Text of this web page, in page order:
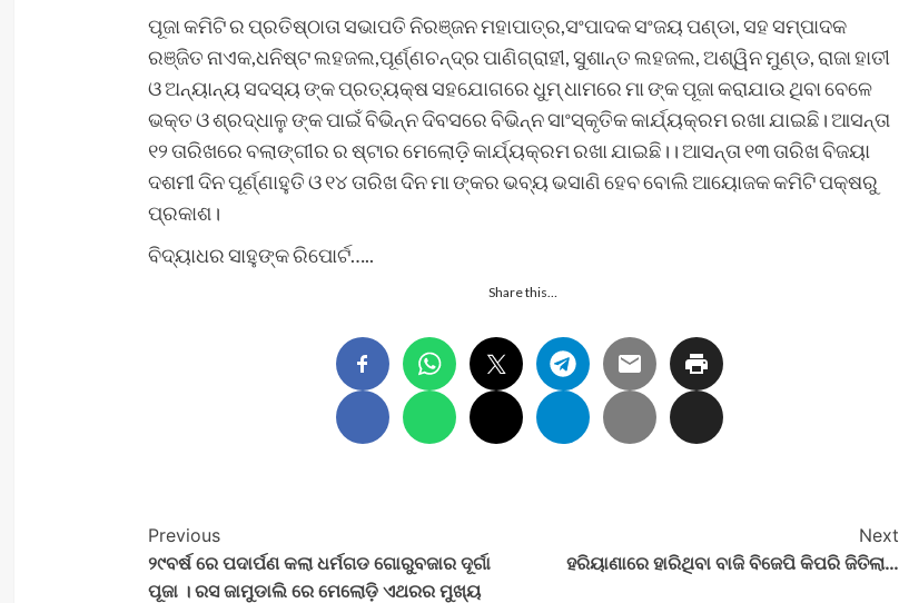
ପୂଜା କମିଟି ର ପ୍ରତିଷ୍ଠାତା ସଭାପତି ନିରଞ୍ଜନ ମହାପାତ୍ର,ସଂପାଦକ ସଂଜୟ ପଣ୍ଡା, ସହ ସମ୍ପାଦକ
ରଞ୍ଜିତ ନାଏକ,ଧନିଷ୍ଟ ଲହଜଲ,ପୂର୍ଣ୍ଣଚନ୍ଦ୍ର ପାଣିଗ୍ରାହୀ, ସୁଶାନ୍ତ ଲହଜଲ, ଅଶ୍ୱିନ ମୁଣ୍ଡ, ରାଜା ହାତୀ
ଓ ଅନ୍ୟାନ୍ୟ ସଦସ୍ୟ ଙ୍କ ପ୍ରତ୍ୟକ୍ଷ ସହଯୋଗରେ ଧୁମ୍ ଧାମରେ ମା ଙ୍କ ପୂଜା କରାଯାଉ ଥିବା ବେଳେ
ଭକ୍ତ ଓ ଶ୍ରଦ୍ଧାଳୁ ଙ୍କ ପାଇଁ ବିଭିନ୍ନ ଦିବସରେ ବିଭିନ୍ନ ସାଂସ୍କୃତିକ କାର୍ଯ୍ୟକ୍ରମ ରଖା ଯାଇଛି। ଆସନ୍ତା
୧୨ ତାରିଖରେ ବଲାଙ୍ଗୀର ର ଷ୍ଟାର ମେଲୋଡ଼ି କାର୍ଯ୍ୟକ୍ରମ ରଖା ଯାଇଛି।। ଆସନ୍ତା ୧୩ ତାରିଖ ବିଜୟା
ଦଶମୀ ଦିନ ପୂର୍ଣ୍ଣାହୁତି ଓ ୧୪ ତାରିଖ ଦିନ ମା ଙ୍କର ଭବ୍ୟ ଭସାଣି ହେବ ବୋଲି ଆୟୋଜକ କମିଟି ପକ୍ଷରୁ
ପ୍ରକାଶ।
ବିଦ୍ୟାଧର ସାହୁଙ୍କ ରିପୋର୍ଟ…..
Share this…
Post
Navigation
Previous
୨୯ବର୍ଷ ରେ ପଦାର୍ପଣ କଲା ଧର୍ମଗଡ ଗୋରୁବଜାର ଦୂର୍ଗା
ପୂଜା । ରସ ଜାମୁଡାଲି ରେ ମେଲୋଡ଼ି ଏଥରର ମୁଖ୍ୟ
Next
ହରିୟାଣାରେ ହାରିଥିବା ବାଜି ବିଜେପି କିପରି ଜିତିଲା…